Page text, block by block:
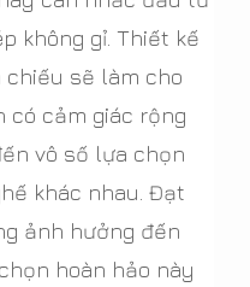
không gỉ. Thiết kế
sẽ làm cho
có cảm giác rộng
vô số lựa chọn
khác nhau. Đạt
ảnh hưởng đến
hoàn hảo này